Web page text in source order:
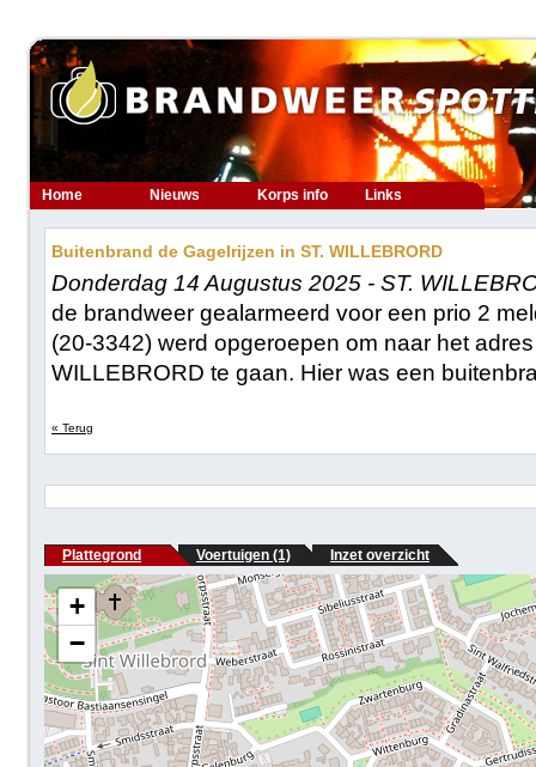
Home Nieuws Korps info Links
Buitenbrand de Gagelrijzen in ST. WILLEBRORD
Donderdag 14 Augustus 2025 - ST.
de brandweer gealarmeerd voor een prio 2
(20-3342) werd opgeroepen om naar het
WILLEBRORD te gaan. Hier was een
« Terug
Plattegrond Voertuigen (1) Inzet overzicht
+
−